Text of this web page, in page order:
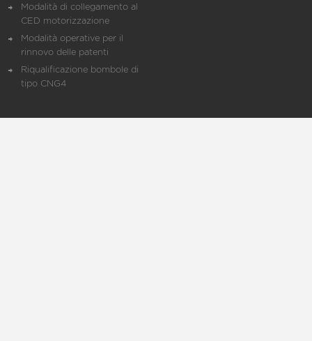
Modalità di collegamento al
CED motorizzazione
Modalità operative per il
rinnovo delle patenti
Riqualificazione bombole di
tipo CNG4